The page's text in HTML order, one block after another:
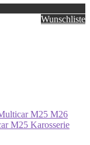
Wunschliste